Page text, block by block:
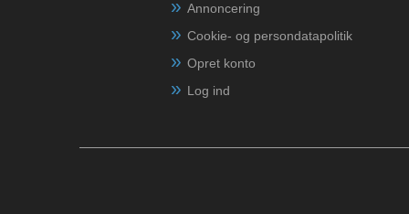
Annoncering
Cookie- og persondatapolitik
Opret konto
Log ind